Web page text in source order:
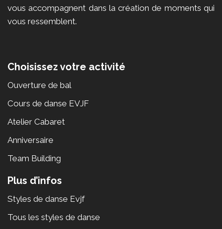
vous accompagnent dans la création de moments qui
vous ressemblent.
Choisissez votre activité
Ouverture de bal
Cours de danse EVJF
Atelier Cabaret
Anniversaire
Team Building
Plus d’infos
Styles de danse Evjf
Tous les styles de danse